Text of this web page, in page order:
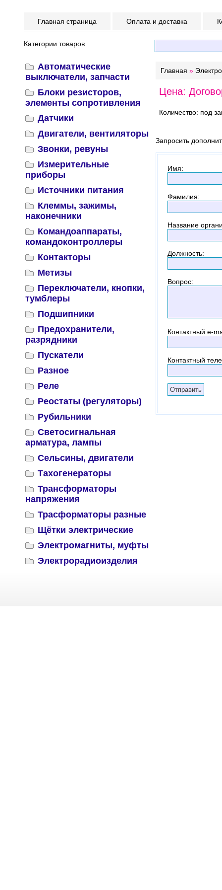
Главная страница Оплата и доставка
Категории товаров
Автоматические
выключатели, запчасти
Блоки резисторов,
элементы сопротивления
Датчики
Двигатели, вентиляторы
Звонки, ревуны
Измерительные
приборы
Источники питания
Клеммы, зажимы,
наконечники
Командоаппараты,
командоконтроллеры
Контакторы
Метизы
Переключатели, кнопки,
тумблеры
Подшипники
Предохранители,
разрядники
Пускатели
Разное
Реле
Реостаты (регуляторы)
Рубильники
Светосигнальная
арматура, лампы
Сельсины, двигатели
Тахогенераторы
Трансформаторы
напряжения
Трасформаторы разные
Щётки электрические
Электромагниты, муфты
Электрорадиоизделия
Главная »
Цена:
Количество: под
Запросить
Имя:
Фамилия:
Название
Должность:
Вопрос:
Контактный e-
Контактный